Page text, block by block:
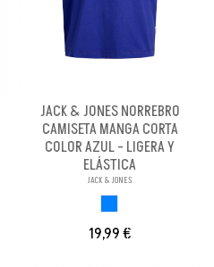
JACK & JONES NORREBRO
CAMISETA MANGA CORTA
COLOR AZUL - LIGERA Y
ELÁSTICA
JACK & JONES
19,99 €